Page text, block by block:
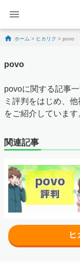
Skip to content
ホーム > ヒカリク > povo
povo
povoに関する記事
ミ評判をはじめ、
をご紹介しています
関連記事
ヒ